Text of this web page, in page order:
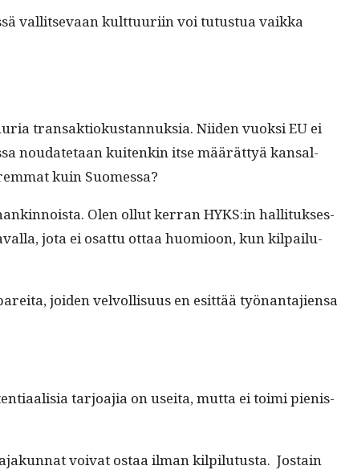
val­lit­se­vaan kult­tuuri­in voi tutus­tua vaik­ka
transak­tiokus­tan­nuk­sia. Niiden vuok­si EU ei
nou­date­taan kuitenkin itse määrät­tyä kansal­
kuin Suomessa?
Olen ollut ker­ran HYKS:in hal­li­tuk­ses­
jota ei osat­tu ottaa huomioon, kun kil­pailu­
joiden velvol­lisu­us en esit­tää työ­nan­ta­jien­sa
tar­joa­jia on usei­ta, mut­ta ei toi­mi pienis­
voivat ostaa ilman kilpi­lu­tus­ta. Jostain